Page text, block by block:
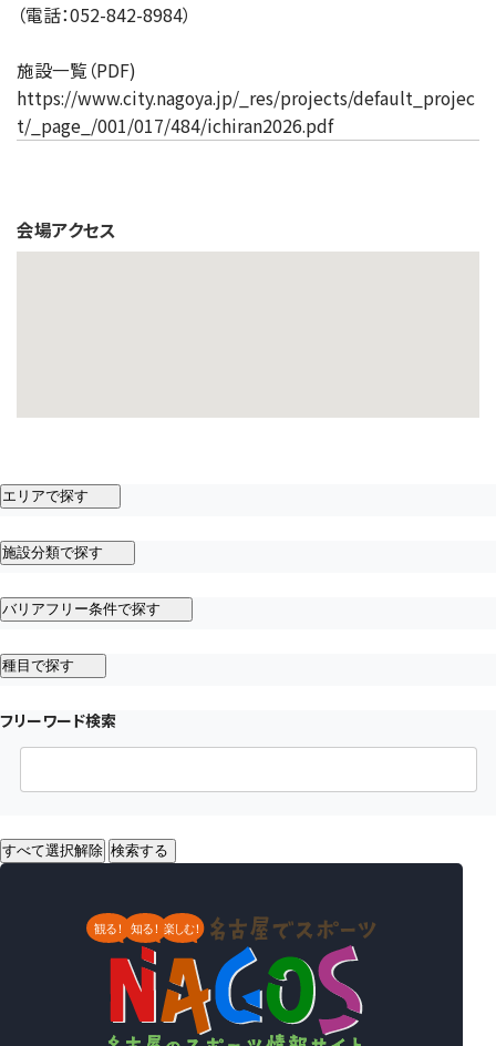
（電話：052-842-8984）
施設一覧（PDF)
https://www.city.nagoya.jp/_res/projects/default_projec
t/_page_/001/017/484/ichiran2026.pdf
会場アクセス
エリアで探す
施設分類で探す
バリアフリー条件で探す
種目で探す
フリーワード検索
すべて選択解除 検索する